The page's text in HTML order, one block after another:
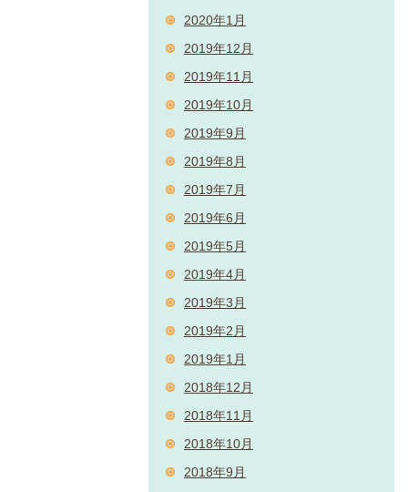
2020年1月
2019年12月
2019年11月
2019年10月
2019年9月
2019年8月
2019年7月
2019年6月
2019年5月
2019年4月
2019年3月
2019年2月
2019年1月
2018年12月
2018年11月
2018年10月
2018年9月